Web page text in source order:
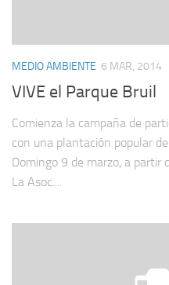
MEDIO AMBIENTE 6 MAR, 2014
VIVE el Parque Bruil
Comienza la campaña de
con una plantación popular
Domingo 9 de marzo, a partir
La Asoc....